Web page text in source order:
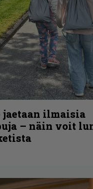
ilmaisia
– näin voit